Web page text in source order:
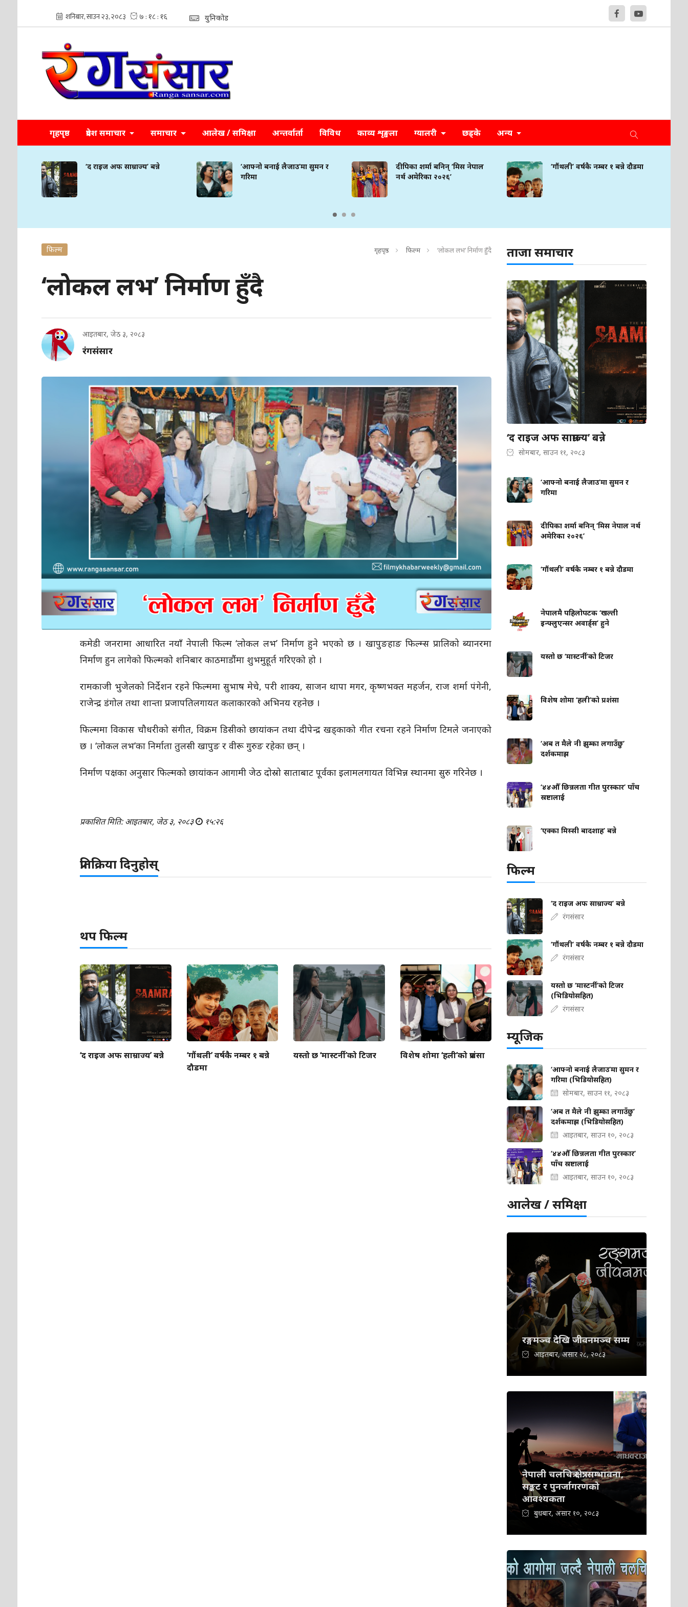
युनिकोड
गृहपृष्ठ प्रदेश समाचार समाचार आलेख / समिक्षा अन्तर्वार्ता विविध काव्य शृङ्खला ग्यालरी छड्के अन्य
‘द राइज अफ साम्राज्य’ बन्ने
‘आफ्नो बनाई लैजाउ’मा सुमन र
गरिमा
दीपिका शर्मा बनिन् ‘मिस नेपाल
नर्थ अमेरिका २०२६’
‘गौंथली’ वर्षकै नम्बर १ बन्ने दौडमा
फिल्म गृहपृष्ठ फिल्म ‘लोकल लभ’ निर्माण हुँदै
‘लोकल लभ’ निर्माण हुँदै
आइतबार, जेठ ३, २०८३
रंगसंसार
कमेडी जनरामा आधारित नयाँ नेपाली फिल्म ‘लोकल लभ’ निर्माण हुने भएको छ । खापुङहाङ फिल्म्स प्रालिको ब्यानरमा
निर्माण हुन लागेको फिल्मको शनिबार काठमाडौंमा शुभमुहूर्त गरिएको हो ।
रामकाजी भुजेलको निर्देशन रहने फिल्ममा सुभाष मेचे, परी शाक्य, साजन थापा मगर, कृष्णभक्त महर्जन, राज शर्मा पंगेनी,
राजेन्द्र डंगोल तथा शान्ता प्रजापतिलगायत कलाकारको अभिनय रहनेछ ।
फिल्ममा विकास चौधरीको संगीत, विक्रम डिसीको छायांकन तथा दीपेन्द्र खड्काको गीत रचना रहने निर्माण टिमले जनाएको
छ । ‘लोकल लभ’का निर्माता तुलसी खापुङ र वीरू गुरुङ रहेका छन् ।
निर्माण पक्षका अनुसार फिल्मको छायांकन आगामी जेठ दोस्रो साताबाट पूर्वका इलामलगायत विभिन्न स्थानमा सुरु गरिनेछ ।
प्रकाशित मिति: आइतबार, जेठ ३, २०८३ १५:२६
प्रतिक्रिया दिनुहोस्
थप फिल्म
‘द राइज अफ साम्राज्य’ बन्ने
‘गौंथली’ वर्षकै नम्बर १ बन्ने
दौडमा
यस्तो छ ‘मास्टर्नी’को टिजर विशेष शोमा ‘हली’को प्रशंसा
ताजा समाचार
‘द राइज अफ साम्राज्य’ बन्ने
सोमबार, साउन ११, २०८३
‘आफ्नो बनाई लैजाउ’मा सुमन र
गरिमा
दीपिका शर्मा बनिन् ‘मिस नेपाल नर्थ
अमेरिका २०२६’
‘गौंथली’ वर्षकै नम्बर १ बन्ने दौडमा
नेपालमै पहिलोपटक ‘खल्ती
इन्फ्लुएन्सर अवार्ड्स’ हुने
यस्तो छ ‘मास्टर्नी’को टिजर
विशेष शोमा ‘हली’को प्रशंसा
‘अब त मैले नी झुम्का लगाउँछु’
दर्शकमाझ
‘४४औँ छिन्नलता गीत पुरस्कार’ पाँच
स्रष्टालाई
‘एक्का मिस्सी बादशाह’ बन्ने
फिल्म
‘द राइज अफ साम्राज्य’ बन्ने
रंगसंसार
‘गौंथली’ वर्षकै नम्बर १ बन्ने दौडमा
रंगसंसार
यस्तो छ ‘मास्टर्नी’को टिजर
(भिडियोसहित)
रंगसंसार
म्यूजिक
‘आफ्नो बनाई लैजाउ’मा सुमन र
गरिमा (भिडियोसहित)
सोमबार, साउन ११, २०८३
‘अब त मैले नी झुम्का लगाउँछु’
दर्शकमाझ (भिडियोसहित)
आइतबार, साउन १०, २०८३
‘४४औँ छिन्नलता गीत पुरस्कार’
पाँच स्रष्टालाई
आइतबार, साउन १०, २०८३
आलेख / समिक्षा
रङ्गमञ्च देखि जीवनमञ्च सम्म
आइतबार, असार २८, २०८३
नेपाली चलचित्र क्षेत्र: सम्भावना,
सङ्कट र पुनर्जागरणको
आवश्यकता
बुधबार, असार १०, २०८३